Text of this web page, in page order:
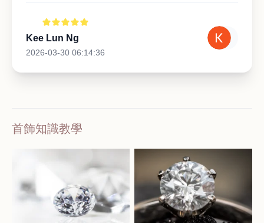
Kee Lun Ng
2026-03-30 06:14:36
首飾知識教學